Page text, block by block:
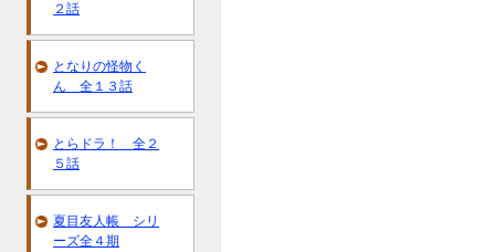
２話
となりの怪物く
ん 全１３話
とらドラ！ 全２
５話
夏目友人帳 シリ
ーズ全４期